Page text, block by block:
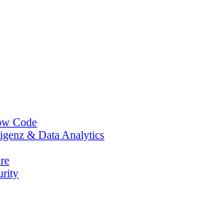
Code
& Data Analytics